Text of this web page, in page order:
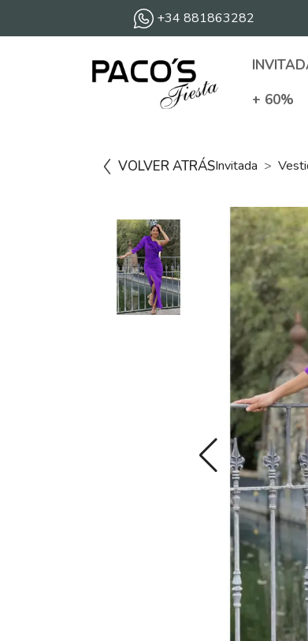
+34 881863282
+ 60%
VOLVER ATRÁSInvitada